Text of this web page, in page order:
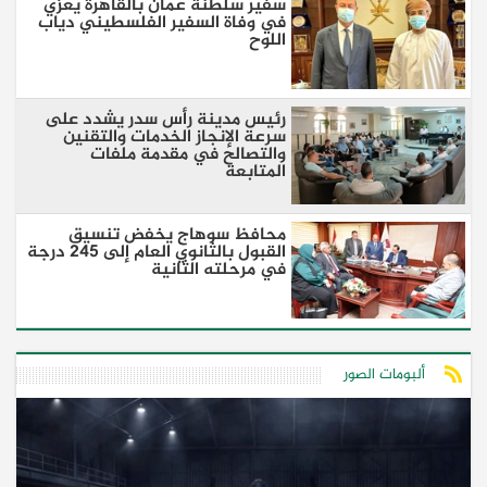
في وفاة السفير الفلسطيني دياب
اللوح
رئيس مدينة رأس سدر يشدد على
سرعة الإنجاز الخدمات والتقنين
والتصالح في مقدمة ملفات
المتابعة
محافظ سوهاج يخفض تنسيق
القبول بالثانوي العام إلى 245 درجة
في مرحلته الثانية
ألبومات الصور